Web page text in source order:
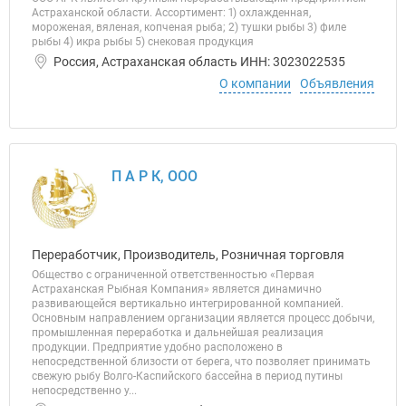
Астраханской области. Ассортимент: 1) охлажденная,
мороженая, вяленая, копченая рыба; 2) тушки рыбы 3) филе
рыбы 4) икра рыбы 5) снековая продукция
Россия, Астраханская область ИНН: 3023022535
О компании
Объявления
П А Р К, ООО
Переработчик, Производитель, Розничная торговля
Общество с ограниченной ответственностью «Первая
Астраханская Рыбная Компания» является динамично
развивающейся вертикально интегрированной компанией.
Основным направлением организации является процесс добычи,
промышленная переработка и дальнейшая реализация
продукции. Предприятие удобно расположено в
непосредственной близости от берега, что позволяет принимать
свежую рыбу Волго-Каспийского бассейна в период путины
непосредственно у...